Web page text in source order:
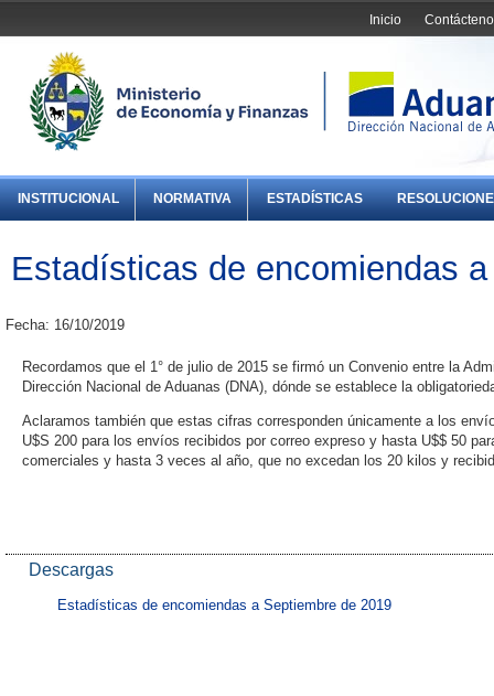
Inicio
INSTITUCIONAL NORMATIVA ESTADÍSTICAS
Estadísticas de encomiendas
Fecha: 16/10/2019
Recordamos que el 1° de julio de 2015 se firmó un Convenio entre la
Dirección Nacional de Aduanas (DNA), dónde se establece la
Aclaramos también que estas cifras corresponden únicamente a los
U$S 200 para los envíos recibidos por correo expreso y hasta U$$ 50
comerciales y hasta 3 veces al año, que no excedan los 20 kilos y
Descargas
Estadísticas de encomiendas a Septiembre de 2019